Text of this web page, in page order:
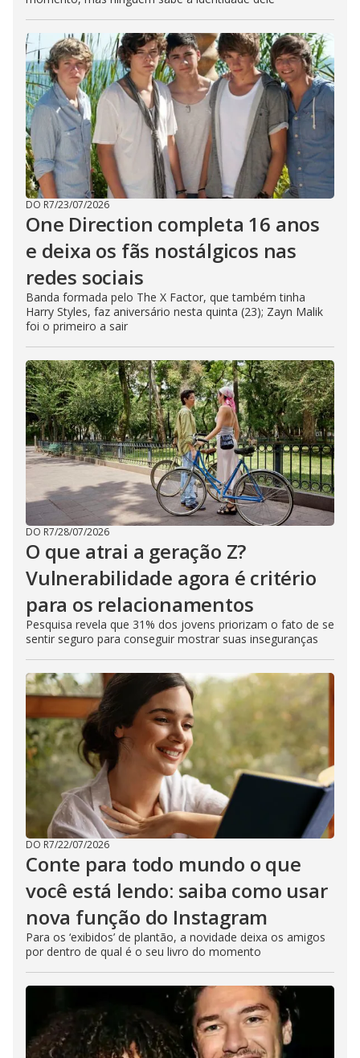
DO R7/23/07/2026
One Direction completa 16 anos
e deixa os fãs nostálgicos nas
redes sociais
Banda formada pelo The X Factor, que também tinha
Harry Styles, faz aniversário nesta quinta (23); Zayn Malik
foi o primeiro a sair
DO R7/28/07/2026
O que atrai a geração Z?
Vulnerabilidade agora é critério
para os relacionamentos
Pesquisa revela que 31% dos jovens priorizam o fato de se
sentir seguro para conseguir mostrar suas inseguranças
DO R7/22/07/2026
Conte para todo mundo o que
você está lendo: saiba como usar
nova função do Instagram
Para os ‘exibidos’ de plantão, a novidade deixa os amigos
por dentro de qual é o seu livro do momento